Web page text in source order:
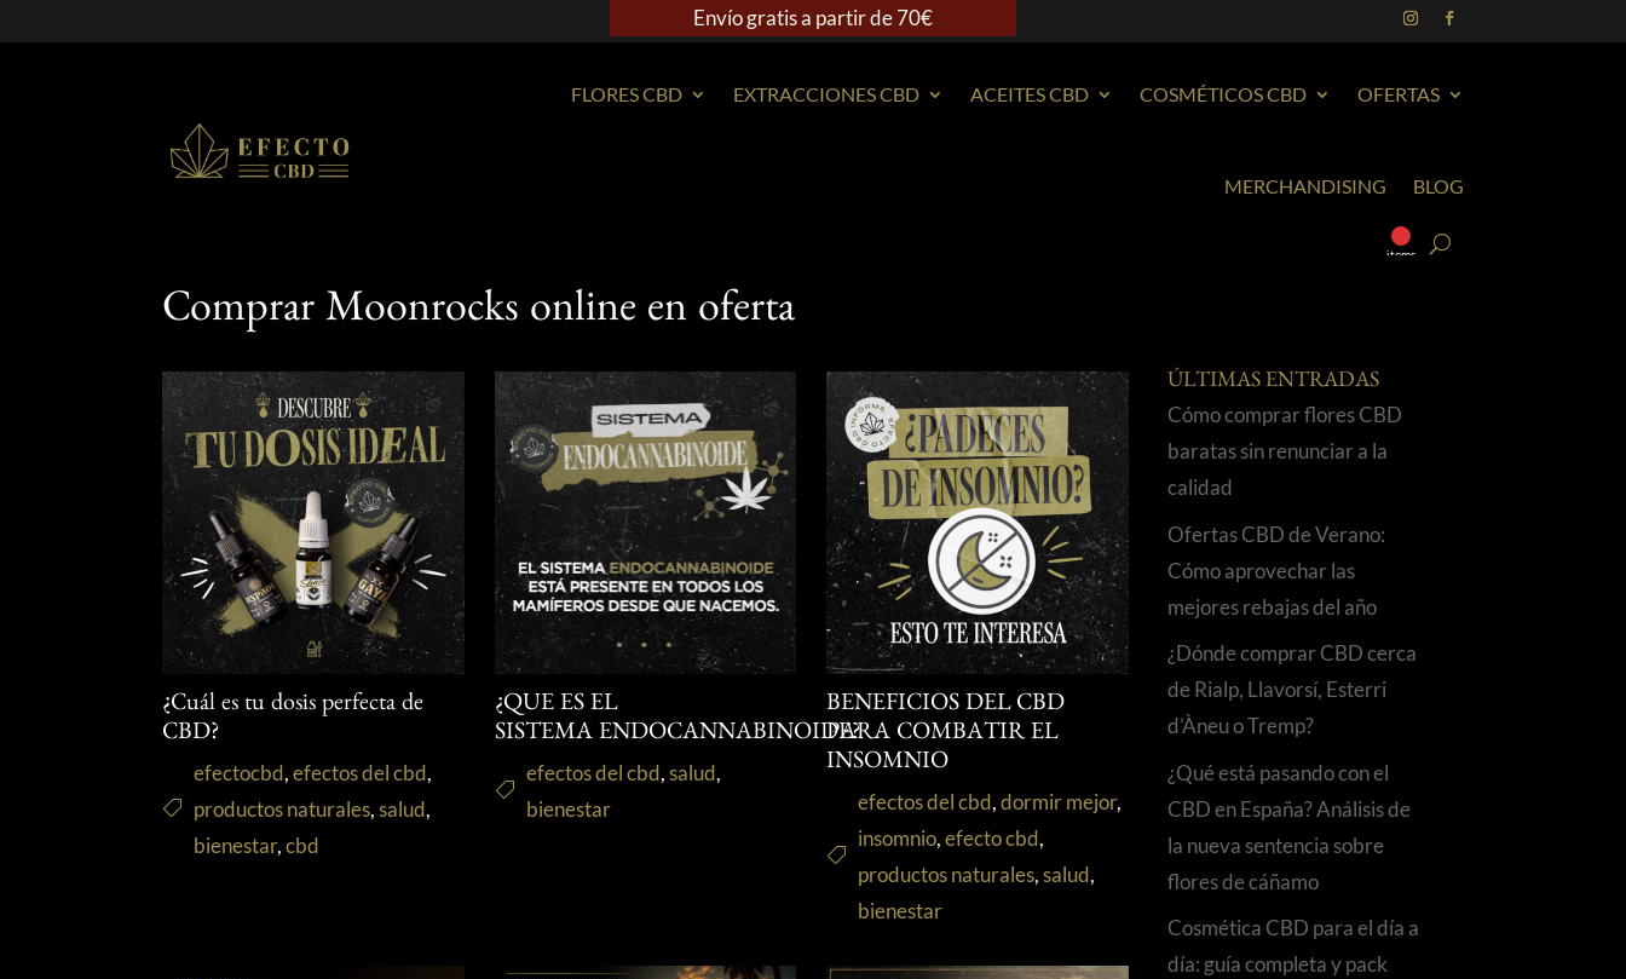
Envío gratis a partir de 70€
FLORES CBD EXTRACCIONES CBD ACEITES CBD COSMÉTICOS CBD OFERTAS
MERCHANDISING BLOG
items
Comprar Moonrocks online en oferta
¿Cuál es tu dosis perfecta de
CBD?
efectocbd,efectos del cbd,
productos naturales,salud,
bienestar,cbd
¿QUE ES EL
SISTEMA ENDOCANNABINOIDE?
efectos del cbd,salud,
bienestar
BENEFICIOS DEL CBD
PARA COMBATIR EL
INSOMNIO
efectos del cbd,dormir mejor,
insomnio,efecto cbd,
productos naturales,salud,
bienestar
ÚLTIMAS ENTRADAS
Cómo comprar flores CBD
baratas sin renunciar a la
calidad
Ofertas CBD de Verano:
Cómo aprovechar las
mejores rebajas del año
¿Dónde comprar CBD cerca
de Rialp, Llavorsí, Esterri
d’Àneu o Tremp?
¿Qué está pasando con el
CBD en España? Análisis de
la nueva sentencia sobre
flores de cáñamo
Cosmética CBD para el día a
día: guía completa y pack